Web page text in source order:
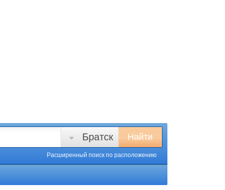
Найти
Братск
Расширенный поиск по расположению